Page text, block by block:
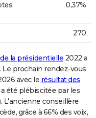
0,37%
270
la présidentielle 2022 a
prochain rendez-vous
avec le résultat des
été plébiscitée par les
L'ancienne conseillère
grâce à 66% des voix,